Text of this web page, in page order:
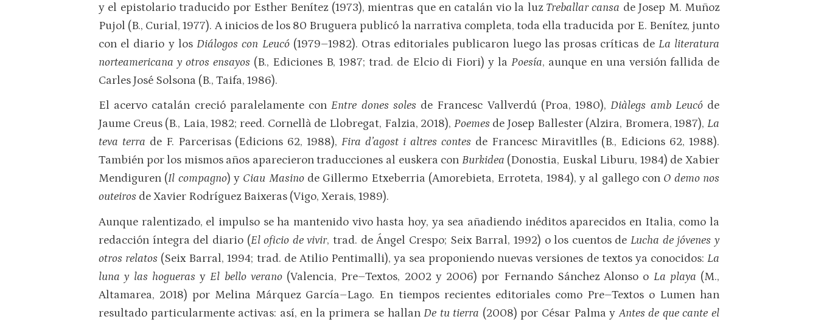
y el epistolario traducido por Esther Benítez (1973), mientras que en catalán vio la luz Treballar cansa de Josep M. Muñoz
Pujol (B., Curial, 1977). A inicios de los 80 Bruguera publicó la narrativa completa, toda ella traducida por E. Benítez, junto
con el diario y losDiálogos con Leucó (1979–1982). Otras editoriales publicaron luego las prosas críticas de La literatura
norteamericana y otros ensayos (B., Ediciones B, 1987; trad. de Elcio di Fiori) y laPoesía, aunque en una versión fallida de
Carles José Solsona (B., Taifa, 1986).
El acervo catalán creció paralelamente conEntre dones soles de Francesc Vallverdú (Proa, 1980),Diàlegs amb Leucó de
Jaume Creus (B., Laia, 1982; reed. Cornellà de Llobregat, Falzia, 2018), Poemes de Josep Ballester (Alzira, Bromera, 1987),La
teva terra de F. Parcerisas (Edicions 62, 1988),Fira d’agost i altres contes de Francesc Miravitlles (B., Edicions 62, 1988).
También por los mismos años aparecieron traducciones al euskera con Burkidea (Donostia, Euskal Liburu, 1984) de Xabier
Mendiguren (Il compagno) y Ciau Masino de Gillermo Etxeberria (Amorebieta, Erroteta, 1984), y al gallego con O demo nos
outeiros de Xavier Rodríguez Baixeras (Vigo, Xerais, 1989).
Aunque ralentizado, el impulso se ha mantenido vivo hasta hoy, ya sea añadiendo inéditos aparecidos en Italia, como la
redacción íntegra del diario (El oficio de vivir, trad. de Ángel Crespo; Seix Barral, 1992) o los cuentos deLucha de jóvenes y
otros relatos (Seix Barral, 1994; trad. de Atilio Pentimalli), ya sea proponiendo nuevas versiones de textos ya conocidos:La
luna y las hogueras yEl bello verano (Valencia, Pre–Textos, 2002 y 2006) por Fernando Sánchez Alonso o La playa (M.,
Altamarea, 2018) por Melina Márquez García–Lago. En tiempos recientes editoriales como Pre–Textos o Lumen han
resultado particularmente activas: así, en la primera se hallanDe tu tierra (2008) por César Palma y Antes de que cante el